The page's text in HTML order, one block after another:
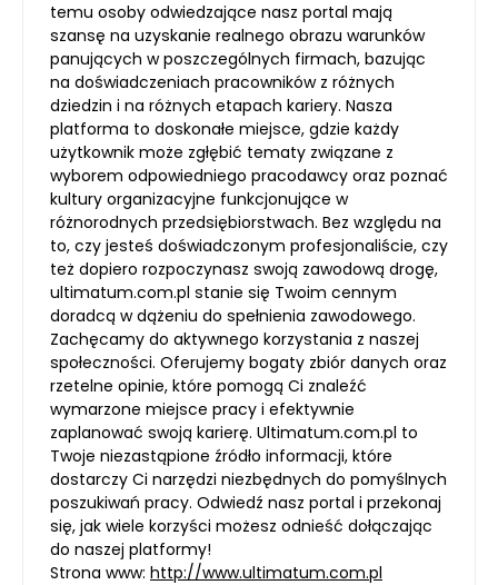
temu osoby odwiedzające nasz portal mają
szansę na uzyskanie realnego obrazu warunków
panujących w poszczególnych firmach, bazując
na doświadczeniach pracowników z różnych
dziedzin i na różnych etapach kariery. Nasza
platforma to doskonałe miejsce, gdzie każdy
użytkownik może zgłębić tematy związane z
wyborem odpowiedniego pracodawcy oraz poznać
kultury organizacyjne funkcjonujące w
różnorodnych przedsiębiorstwach. Bez względu na
to, czy jesteś doświadczonym profesjonaliście, czy
też dopiero rozpoczynasz swoją zawodową drogę,
ultimatum.com.pl stanie się Twoim cennym
doradcą w dążeniu do spełnienia zawodowego.
Zachęcamy do aktywnego korzystania z naszej
społeczności. Oferujemy bogaty zbiór danych oraz
rzetelne opinie, które pomogą Ci znaleźć
wymarzone miejsce pracy i efektywnie
zaplanować swoją karierę. Ultimatum.com.pl to
Twoje niezastąpione źródło informacji, które
dostarczy Ci narzędzi niezbędnych do pomyślnych
poszukiwań pracy. Odwiedź nasz portal i przekonaj
się, jak wiele korzyści możesz odnieść dołączając
do naszej platformy!
Strona www: http://www.ultimatum.com.pl